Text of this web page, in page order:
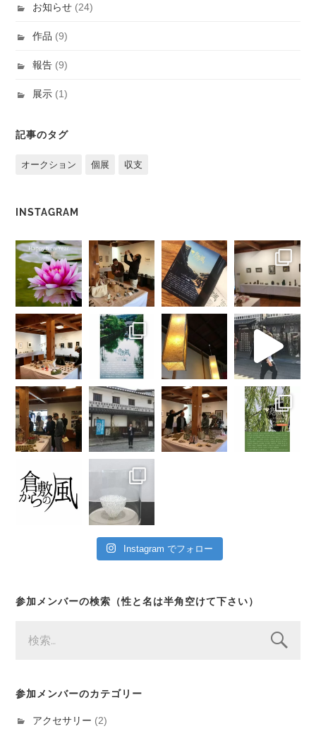
お知らせ (24)
作品 (9)
報告 (9)
展示 (1)
記事のタグ
オークション 個展 収支
INSTAGRAM
Instagram でフォロー
参加メンバーの検索（性と名は半角空けて下さい）
索:
参加メンバーのカテゴリー
アクセサリー (2)